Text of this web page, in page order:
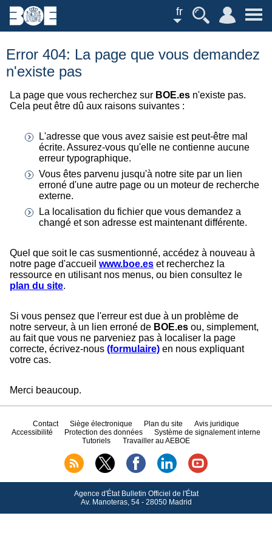
fr
Error 404: La page que vous demandez
n'existe pas
La page que vous recherchez sur BOE.es n'existe pas.
Cela peut être dû aux raisons suivantes :
L'adresse que vous avez saisie est peut-être mal
écrite. Assurez-vous qu'elle ne contienne aucune
erreur typographique.
Vous êtes parvenu jusqu'à notre site par un lien
erroné d'une autre page ou un moteur de recherche
externe.
La localisation du fichier que vous demandez a
changé et son adresse est maintenant différente.
Quel que soit le cas susmentionné, accédez à nouveau à
notre page d'accueil www.boe.es et recherchez la
ressource en utilisant nos menus, ou bien consultez le
plan du site.
Si vous pensez que l'erreur est due à un problème de
notre serveur, à un lien erroné de BOE.es ou, simplement,
au fait que vous ne parveniez pas à localiser la page
correcte, écrivez-nous (formulaire) en nous expliquant
votre cas.
Merci beaucoup.
Contact Siège électronique Plan du site
Avis juridique
Accessibilité
Protection des données
Système de signalement interne
Tutoriels
Travailler au AEBOE
Agence d'État Bulletin Officiel de l'État
Av.Manoteras, 54 - 28050 Madrid